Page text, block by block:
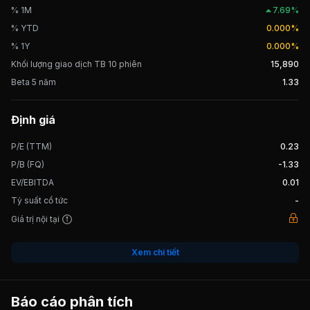
là Vinaconex và PVC. Ngày 03/06/2019, PVV chính thức giao dịch
trên thị trường UPCOM.
% 1M
7.69%
% YTD
0.000%
% 1Y
0.000%
Khối lượng giao dịch TB 10 phiên
15,890
Beta 5 năm
1.33
Định giá
P/E (TTM)
0.23
P/B (FQ)
-1.33
EV/EBITDA
0.01
Tỷ suất cổ tức
-
Giá trị nội tại
Xem chi tiết
Báo cáo phân tích